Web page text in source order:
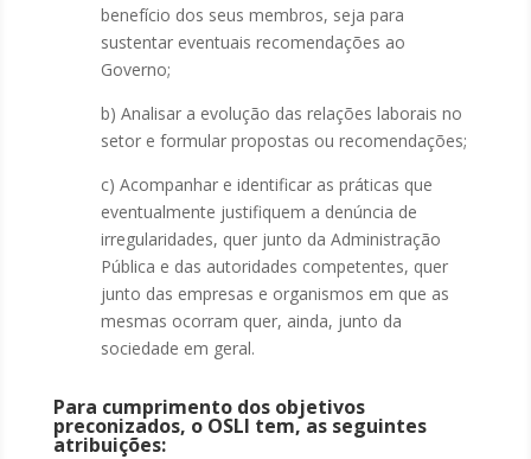
benefício dos seus membros, seja para
sustentar eventuais recomendações ao
Governo;
b) Analisar a evolução das relações laborais no
setor e formular propostas ou recomendações;
c) Acompanhar e identificar as práticas que
eventualmente justifiquem a denúncia de
irregularidades, quer junto da Administração
Pública e das autoridades competentes, quer
junto das empresas e organismos em que as
mesmas ocorram quer, ainda, junto da
sociedade em geral.
Para cumprimento dos objetivos
preconizados, o OSLI tem, as seguintes
atribuições: